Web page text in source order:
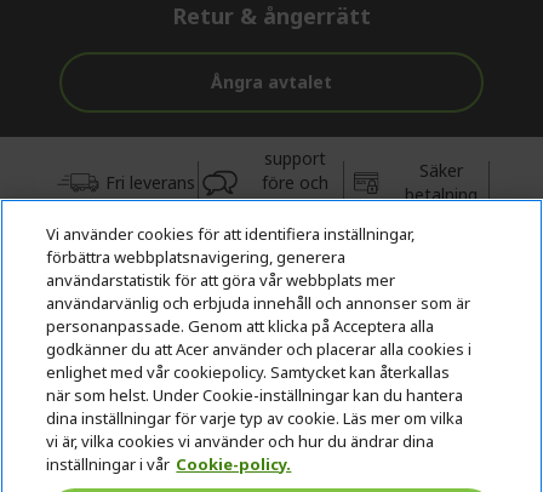
Retur & ångerrätt
Ångra avtalet
Fri leverans
support
före och
efter köp
Säker
betalning
© 2026 Acer Inc.
CPYou BV är auktoriserad återförsäljare och försäljare av de
produkter och tjänster som erbjuds i denna butik.
Vi använder cookies för att identifiera inställningar,
förbättra webbplatsnavigering, generera
användarstatistik för att göra vår webbplats mer
användarvänlig och erbjuda innehåll och annonser som är
personanpassade. Genom att klicka på Acceptera alla
godkänner du att Acer använder och placerar alla cookies i
enlighet med vår cookiepolicy. Samtycket kan återkallas
när som helst. Under Cookie-inställningar kan du hantera
dina inställningar för varje typ av cookie. Läs mer om vilka
vi är, vilka cookies vi använder och hur du ändrar dina
inställningar i vår Cookie-policy.